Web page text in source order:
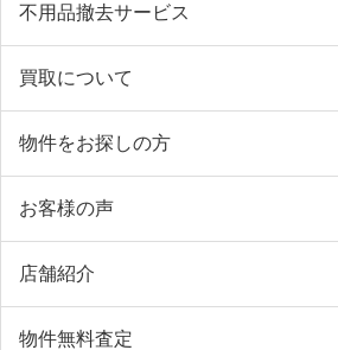
不用品撤去サービス
買取について
物件をお探しの方
お客様の声
店舗紹介
物件無料査定